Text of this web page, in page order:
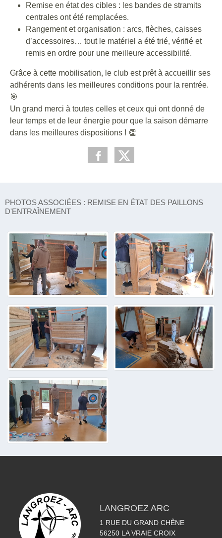
Remise en état des cibles : les bandes de stramits
centrales ont été remplacées.
Rangement et organisation : arcs, flèches, caisses
d’accessoires… tout le matériel a été trié, vérifié et
remis en ordre pour une meilleure accessibilité.
Grâce à cette mobilisation, le club est prêt à accueillir ses
adhérents dans les meilleures conditions pour la rentrée.
🎯
Un grand merci à toutes celles et ceux qui ont donné de
leur temps et de leur énergie pour que la saison démarre
dans les meilleures dispositions ! 👏
PHOTOS ASSOCIÉES : REMISE EN ÉTAT DES PAILLONS
D'ENTRAÎNEMENT
LANGROEZ ARC
1 RUE DU GRAND CHÊNE
56250 LA VRAIE CROIX